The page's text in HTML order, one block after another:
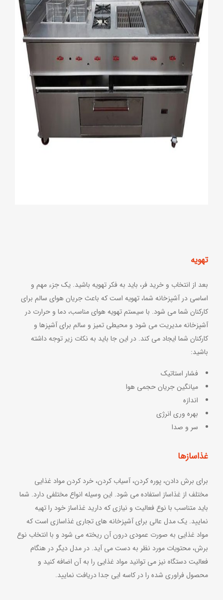
تهویه
بعد از انتخاب و خرید فر، باید به فکر تهویه باشید. یک جزء مهم و
اساسی در آشپزخانه شما، تهویه است که باعث جریان هوای سالم برای
کارکنان شما می شود. با سیستم تهویه هوای مناسب، دما و حرارت در
آشپزخانه مدیریت می شود و محیطی تمیز و سالم برای آشپزها و
کارکنان شما ایجاد می کند. در این جا باید به نکات زیر توجه داشته
باشید:
فشار استاتیک
میانگین جریان حجمی هوا
اندازه
بهره وری انرژی
سر و صدا
غذاسازها
برای برش دادن، پوره کردن، آسیاب کردن، خرد کردن مواد غذایی
مختلف از غذاساز استفاده می شود. این وسیله انواع مختلفی دارد. شما
باید متناسب با نوع فعالیت و نیازی که دارید غذاساز خود را تهیه
نمایید. یک مدل عالی برای آشپزخانه های تجاری غذاسازی است که
مواد غذایی به صورت عمودی درون آن ریخته می شود و با انتخاب نوع
برش، محتویات مورد نظر به دست می آید. در مدل دیگر در هنگام
فعالیت دستگاه نیز می توانید مواد غذایی را به آن اضافه کنید و
محصول فراوری شده را در کاسه ایی جدا دریافت نمایید.